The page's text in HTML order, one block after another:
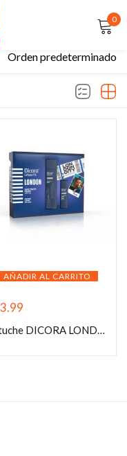
0
Orden predeterminado
AÑADIR AL CARRITO
Estuche DICORA LONDON Eau de Toilette 130ml
Lost password?